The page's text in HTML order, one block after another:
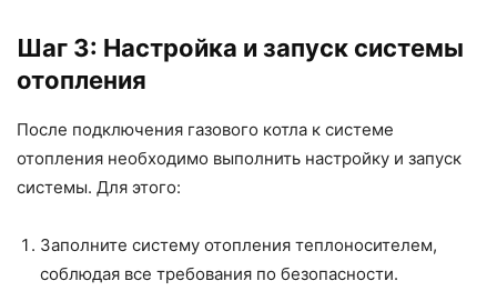
Шаг 3: Настройка и запуск системы
отопления
После подключения газового котла к системе
отопления необходимо выполнить настройку и запуск
системы. Для этого:
Заполните систему отопления теплоносителем,
соблюдая все требования по безопасности.